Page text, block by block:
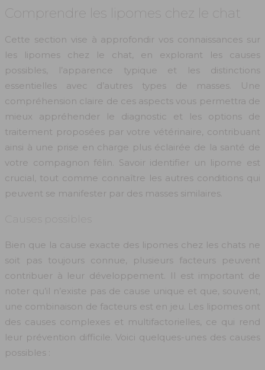
Comprendre les lipomes chez le chat
Cette section vise à approfondir vos connaissances sur
les lipomes chez le chat, en explorant les causes
possibles, l’apparence typique et les distinctions
essentielles avec d’autres types de masses. Une
compréhension claire de ces aspects vous permettra de
mieux appréhender le diagnostic et les options de
traitement proposées par votre vétérinaire, contribuant
ainsi à une prise en charge plus éclairée de la santé de
votre compagnon félin. Savoir identifier un lipome est
crucial, tout comme connaître les autres conditions qui
peuvent se manifester par des masses similaires.
Causes possibles
Bien que la cause exacte des lipomes chez les chats ne
soit pas toujours connue, plusieurs facteurs peuvent
contribuer à leur développement. Il est important de
noter qu’il n’existe pas de cause unique et que, souvent,
une combinaison de facteurs est en jeu. Les lipomes ont
des causes complexes et multifactorielles, ce qui rend
leur prévention difficile. Voici quelques-unes des causes
possibles :